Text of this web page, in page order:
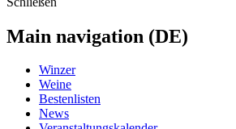
Main navigation (DE)
Winzer
Weine
Bestenlisten
News